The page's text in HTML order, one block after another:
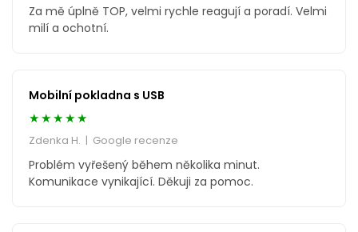
Za mě úplně TOP, velmi rychle reagují a poradí. Velmi
milí a ochotní.
Mobilní pokladna s USB
★★★★★
Zdenka H. | Google recenze
Problém vyřešený během několika minut.
Komunikace vynikající. Děkuji za pomoc.